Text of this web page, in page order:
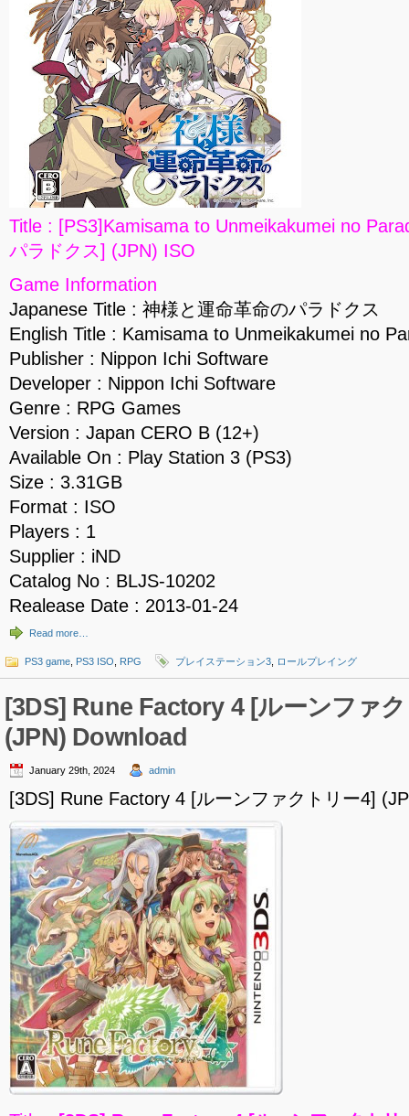
Title : [PS3]Kamisama to Unmeikakumei no
パラドクス] (JPN) ISO
Game Information
Japanese Title : 神様と運命革命のパラドクス
English Title : Kamisama to Unmeikakumei no
Publisher : Nippon Ichi Software
Developer : Nippon Ichi Software
Genre : RPG Games
Version : Japan CERO B (12+)
Available On : Play Station 3 (PS3)
Size : 3.31GB
Format : ISO
Players : 1
Supplier : iND
Catalog No : BLJS-10202
Realease Date : 2013-01-24
Read more…
PS3 game PS3 ISO RPG プレイステーション3 ロールプレイング
[3DS] Rune Factory 4 [ルーンファ
(JPN) Download
January 29th, 2024 admin
[3DS] Rune Factory 4 [ルーンファクトリー4]